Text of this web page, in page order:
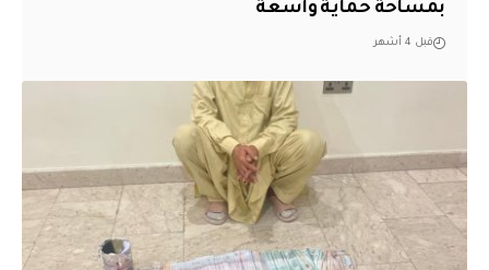
بمساحة حماية واسعة
قبل 4 أشهر